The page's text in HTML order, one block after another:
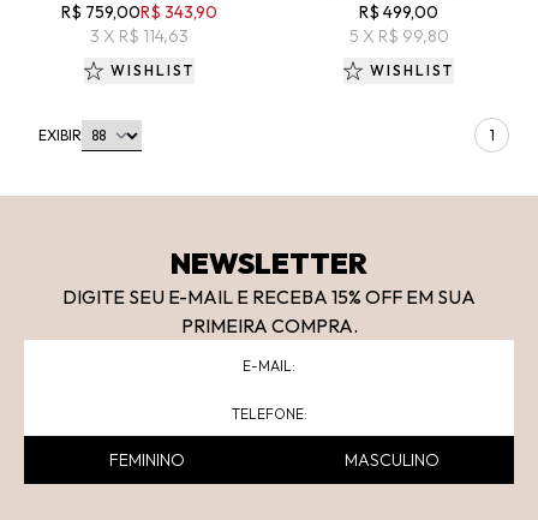
R$ 759,00R$ 343,90
3 X R$ 114,63
WISHLIST
R$ 499,00
5 X R$ 99,80
WISHLIST
EXIBIR 1
NEWSLETTER
DIGITE SEU E-MAIL E RECEBA 15% OFF EM SUA
PRIMEIRA COMPRA.
FEMININO MASCULINO